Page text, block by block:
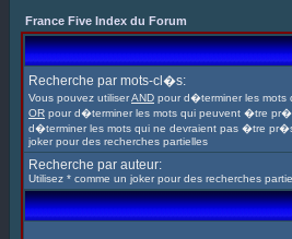
France Five Index du Forum
Recherche par mots-cl�s:
Vous pouvez utiliserAND pour d�terminer les
OR pour d�terminer les mots qui peuvent �tre
d�terminer les mots qui ne devraient pas �tre
joker pour des recherches partielles
Recherche par auteur:
Utilisez * comme un joker pour des recherches